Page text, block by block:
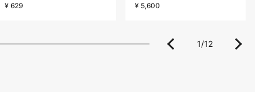
¥ 629 ¥ 5,600
1/12